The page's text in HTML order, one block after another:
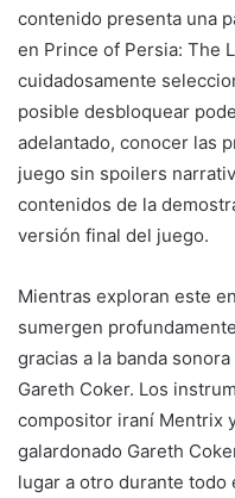
contenido presenta una
en Prince of Persia: The
cuidadosamente
posible desbloquear
adelantado, conocer las
juego sin spoilers
contenidos de la
versión final del juego.
Mientras exploran este
sumergen
gracias a la banda
Gareth Coker. Los
compositor iraní Mentrix
galardonado Gareth
lugar a otro durante todo